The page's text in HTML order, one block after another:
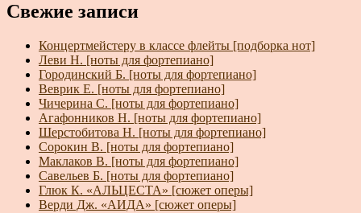
Свежие записи
Концертмейстеру в классе флейты [подборка нот]
Леви Н. [ноты для фортепиано]
Городинский Б. [ноты для фортепиано]
Веврик Е. [ноты для фортепиано]
Чичерина С. [ноты для фортепиано]
Агафонников Н. [ноты для фортепиано]
Шерстобитова Н. [ноты для фортепиано]
Сорокин В. [ноты для фортепиано]
Маклаков В. [ноты для фортепиано]
Савельев Б. [ноты для фортепиано]
Глюк К. «АЛЬЦЕСТА» [сюжет оперы]
Верди Дж. «АИДА» [сюжет оперы]